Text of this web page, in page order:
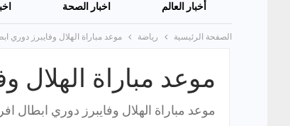
أخبار العالم اخبار الصحة
الصفحة الرئيسية رياضة موعد مباراة الهلال وفايبرز دوري
موعد مباراة الهلال
موعد مباراة الهلال وفايبرز دوري ابطال